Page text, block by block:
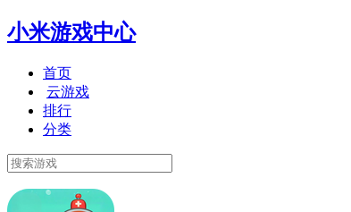
小米游戏中心
首页
云游戏
排行
分类